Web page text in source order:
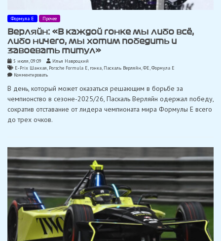
Формула Е Прочее
Верляйн: «В каждой гонке мы либо всё,
либо ничего, мы хотим победить и
завоевать титул»
5 июля, 09:09
Илья Навроцкий
E-Prix Шанхая, Porsche Formula E, гонка, Паскаль Верляйн,ФЕ,Формула Е
Комментироватьon
«В
гонке
мы
всё,
победить
и
завоевать
титул»
В день, который может оказаться решающим в борьбе за
чемпионство в сезоне-2025/26, Паскаль Верляйн одержал победу,
сократив отставание от лидера чемпионата мира Формулы Е всего
до трех очков.